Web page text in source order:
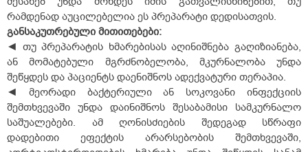
რამდენად აუცილებელია ეს პრეპარატი დედისათვის.
განსაკუთრებული მითითებები:
◄ თუ პრეპარატის ხმარებისას აღინიშნება გაღიზიანება,
ან მომატებული მგრძნობელობა, მკურნალობა უნდა
შეწყდეს და პაციენტს დაენიშნოს ადექვატური თერაპია.
◄ მეორადი ბაქტერიული ან სოკოვანი ინფექციის
შემთხვევაში უნდა დაინიშნოს შესაბამისი სამკურნალო
საშუალებები. ამ ღონისძიების შედეგად სწრაფი
დადებითი ეფექტის არარსებობის შემთხვევაში,